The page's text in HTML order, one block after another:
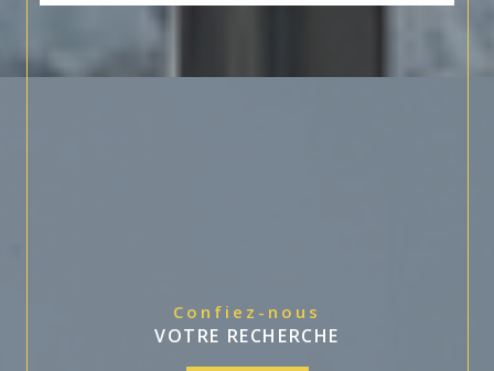
Confiez-nous
VOTRE RECHERCHE